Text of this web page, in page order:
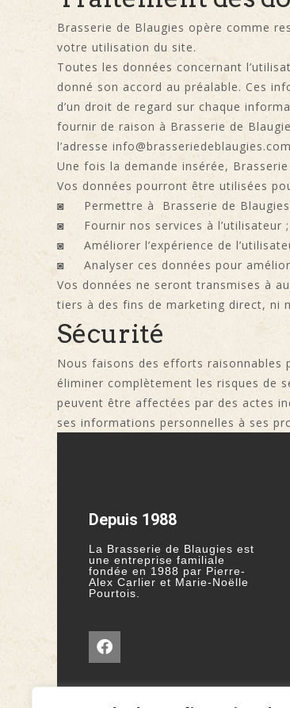
Brasserie de Blaugies opère comme
votre utilisation du site.
Toutes les données concernant
donné son accord au préalable. Ces
d’un droit de regard sur chaque
fournir de raison à Brasserie de
l’adresse
Une fois la demande insérée,
Vos données pourront être utilisées
◙ Permettre à Brasserie de Blaugies
◙ Fournir nos services à l’utilisateur ;
◙ Améliorer l’expérience de
◙ Analyser ces données pour
Vos données ne seront transmises à
tiers à des fins de marketing direct, ni
Sécurité
Nous faisons des efforts raisonnables
éliminer complètement les risques de
peuvent être affectées par des actes
ses informations personnelles à ses
Depuis 1988
La Brasserie de Blaugies est
une entreprise familiale
fondée en 1988 par Pierre-
Alex Carlier et Marie-Noëlle
Pourtois.